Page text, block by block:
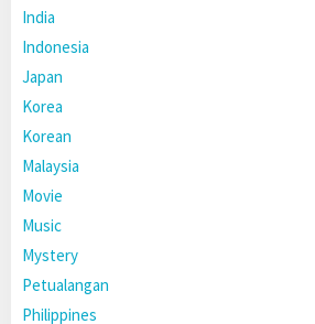
India
Indonesia
Japan
Korea
Korean
Malaysia
Movie
Music
Mystery
Petualangan
Philippines